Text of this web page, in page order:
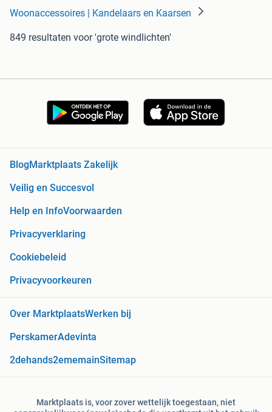
Woonaccessoires | Kandelaars en Kaarsen
849 resultaten voor 'grote windlichten'
BlogMarktplaats Zakelijk
Veilig en Succesvol
Help en InfoVoorwaarden
Privacyverklaring
Cookiebeleid
Privacyvoorkeuren
Over MarktplaatsWerken bij
PerskamerAdevinta
2dehands2ememainSitemap
Marktplaats is, voor zover wettelijk toegestaan, niet